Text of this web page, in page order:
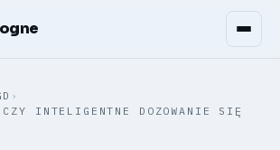
›
INTELIGENTNE DOZOWANIE SIĘ